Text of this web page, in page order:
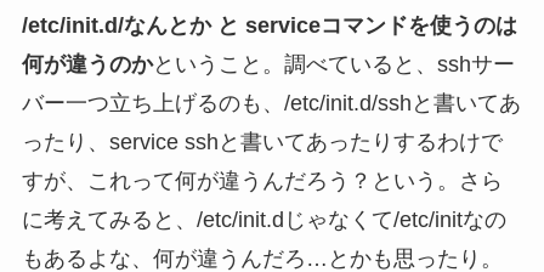
/etc/init.d/なんとか と serviceコマンドを使うのは
何が違うのかということ。調べていると、sshサー
バー一つ立ち上げるのも、/etc/init.d/sshと書いてあ
ったり、service sshと書いてあったりするわけで
すが、これって何が違うんだろう？という。さら
に考えてみると、/etc/init.dじゃなくて/etc/initなの
もあるよな、何が違うんだろ…とかも思ったり。